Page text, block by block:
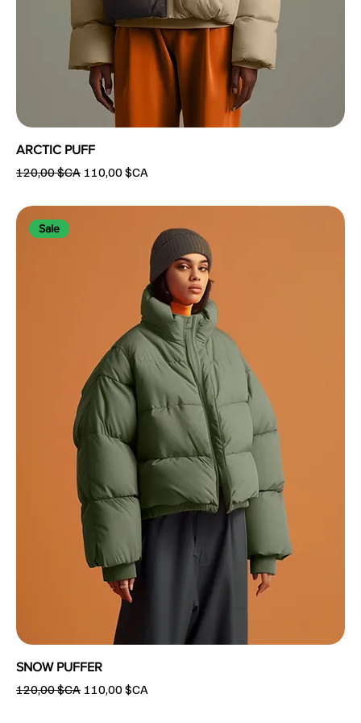
ARCTIC PUFF
Prix original
120,00 $CA Prix promotionnel
110,00 $CA
Sale
SNOW PUFFER
Prix original
120,00 $CA Prix promotionnel
110,00 $CA